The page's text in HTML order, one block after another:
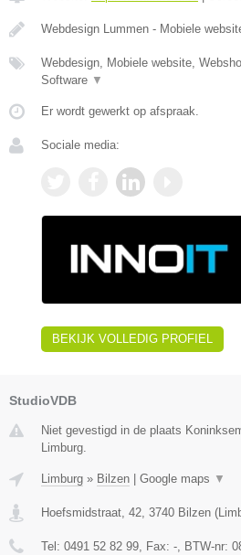
Webdesign Lummen - Mobiele
Webdesign, Mobiele website,
Software ▼
Er wordt gewerkt op afspraak.
Sociale media:
BEKIJK VOLLEDIG PROFIEL
StudioVDB
Niet gevestigd in de plaats
Limburg.
Limburg » Bilzen Google maps ▼
Hoefsmidstraat, 42, 3740 Bilzen (
Tel: 0491 52 82 99, Fax: -, BTW-nr: